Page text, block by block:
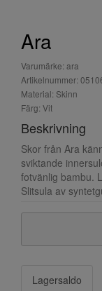
Ara
Varumärke: ara
Artikelnummer:
Material: Skinn
Färg: Vit
Beskrivning
Skor från Ara
sviktande
fotvänlig bambu.
Slitsula av
Lagersaldo